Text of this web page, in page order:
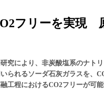
FRONTIER
ものづくりワールド
組み込み画像技術
車載ソフト開発
ISO26262
フリーを実現
究により、非炭酸塩系のナト
られるソーダ石灰ガラスを、
工程におけるCO2フリーが可